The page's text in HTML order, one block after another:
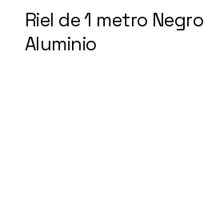
Riel de 1 metro Negro
Aluminio